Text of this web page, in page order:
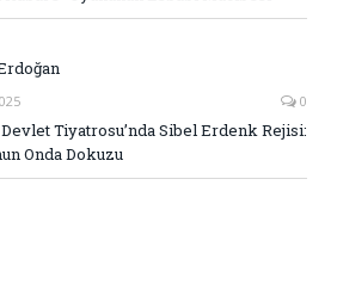
0
Tiyatrosu’nda Sibel Erdenk Rejisi:
Onda Dokuzu